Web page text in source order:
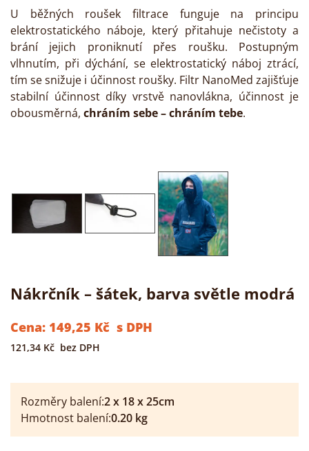
U běžných roušek filtrace funguje na principu
elektrostatického náboje, který přitahuje nečistoty a
brání jejich proniknutí přes roušku. Postupným
vlhnutím, při dýchání, se elektrostatický náboj ztrácí,
tím se snižuje i účinnost roušky. Filtr NanoMed zajišťuje
stabilní účinnost díky vrstvě nanovlákna, účinnost je
obousměrná, chráním sebe – chráním tebe.
Nákrčník – šátek, barva světle modrá
Cena: 149,25 Kč s DPH
121,34 Kč bez DPH
Rozměry balení:2x 18x25cm
Hmotnost balení:0.20 kg